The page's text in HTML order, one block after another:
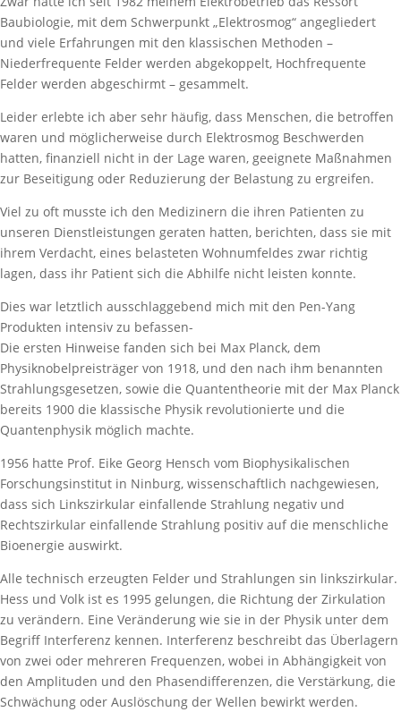
Baubiologie, mit dem Schwerpunkt „Elektrosmog“ angegliedert
und viele Erfahrungen mit den klassischen Methoden –
Niederfrequente Felder werden abgekoppelt, Hochfrequente
Felder werden abgeschirmt – gesammelt.
Leider erlebte ich aber sehr häufig, dass Menschen, die betroffen
waren und möglicherweise durch Elektrosmog Beschwerden
hatten, finanziell nicht in der Lage waren, geeignete Maßnahmen
zur Beseitigung oder Reduzierung der Belastung zu ergreifen.
Viel zu oft musste ich den Medizinern die ihren Patienten zu
unseren Dienstleistungen geraten hatten, berichten, dass sie mit
ihrem Verdacht, eines belasteten Wohnumfeldes zwar richtig
lagen, dass ihr Patient sich die Abhilfe nicht leisten konnte.
Dies war letztlich ausschlaggebend mich mit den Pen-Yang
Produkten intensiv zu befassen-
Die ersten Hinweise fanden sich bei Max Planck, dem
Physiknobelpreisträger von 1918, und den nach ihm benannten
Strahlungsgesetzen, sowie die Quantentheorie mit der Max Planck
bereits 1900 die klassische Physik revolutionierte und die
Quantenphysik möglich machte.
1956 hatte Prof. Eike Georg Hensch vom Biophysikalischen
Forschungsinstitut in Ninburg, wissenschaftlich nachgewiesen,
dass sich Linkszirkular einfallende Strahlung negativ und
Rechtszirkular einfallende Strahlung positiv auf die menschliche
Bioenergie auswirkt.
Alle technisch erzeugten Felder und Strahlungen sin linkszirkular.
Hess und Volk ist es 1995 gelungen, die Richtung der Zirkulation
zu verändern. Eine Veränderung wie sie in der Physik unter dem
Begriff Interferenz kennen. Interferenz beschreibt das Überlagern
von zwei oder mehreren Frequenzen, wobei in Abhängigkeit von
den Amplituden und den Phasendifferenzen, die Verstärkung, die
Schwächung oder Auslöschung der Wellen bewirkt werden.